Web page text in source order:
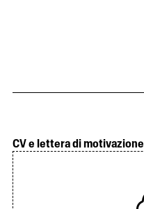
CV e lettera di motivazione